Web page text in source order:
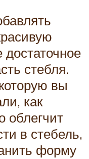
стебля.
вы
как
облегчит
в стебель,
форму